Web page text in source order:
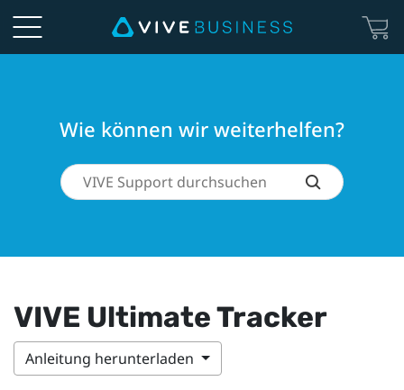
Wie können wir weiterhelfen?
VIVE Ultimate Tracker
Anleitung herunterladen